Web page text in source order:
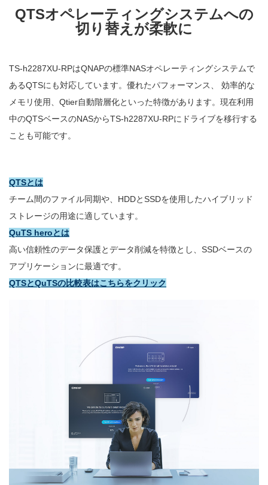
QTSオペレーティングシステムへの
切り替えが柔軟に
TS-h2287XU-RPはQNAPの標準NASオペレーティングシステムで
あるQTSにも対応しています。優れたパフォーマンス、 効率的な
メモリ使用、Qtier自動階層化といった特徴があります。現在利用
中のQTSベースのNASからTS-h2287XU-RPにドライブを移行する
ことも可能です。
QTSとは
チーム間のファイル同期や、HDDとSSDを使用したハイブリッド
ストレージの用途に適しています。
QuTS heroとは
高い信頼性のデータ保護とデータ削減を特徴とし、SSDベースの
アプリケーションに最適です。
QTSとQuTSの比較表はこちらをクリック